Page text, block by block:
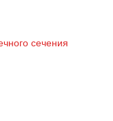
сечения